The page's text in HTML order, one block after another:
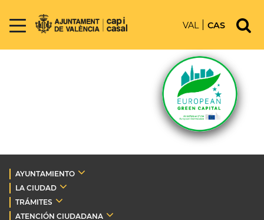
VAL CAS
AYUNTAMIENTO
LA CIUDAD
TRÁMITES
ATENCIÓN CIUDADANA